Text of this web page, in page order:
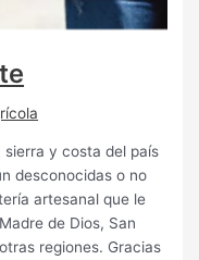
sierra y costa del país
desconocidas o no
artesanal que le
de Dios, San
regiones. Gracias